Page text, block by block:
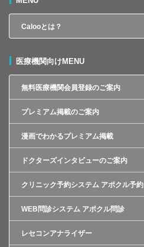
Calooとは？
医療機関向けMENU
無料医療機関会員登録のご案内
プレミアム掲載のご案内
漫画でわかるプレミアム掲載
ドクターズインタビューのご案内
クリニック予約システム アポクル予約
WEB問診システム アポクル問診
レセコンアナライザー